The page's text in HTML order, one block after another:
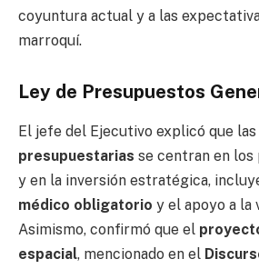
coyuntura actual y a las
marroquí.
Ley de Presupuestos
El jefe del Ejecutivo explicó que las
presupuestarias se centran en
y en la inversión estratégica,
médico obligatorio y el apoyo a la
Asimismo, confirmó que el
espacial, mencionado en el